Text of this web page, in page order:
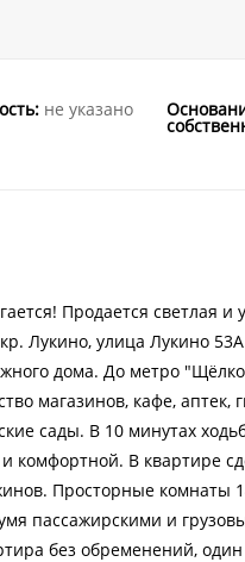
не указано
Продается светлая
Лукино, улица Лукино
дома. До метро
магазинов, кафе, аптек,
сады. В 10 минутах
комфортной. В квартире
Просторные комнаты
пассажирскими и
без обременений,